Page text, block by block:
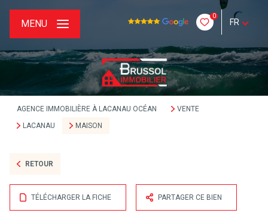
0
FR
MENU
AGENCE IMMOBILIÈRE À LACANAU OCÉAN
VENTE
LACANAU
MAISON
RETOUR
TÉLÉCHARGER LA FICHE PARTAGER CE BIEN